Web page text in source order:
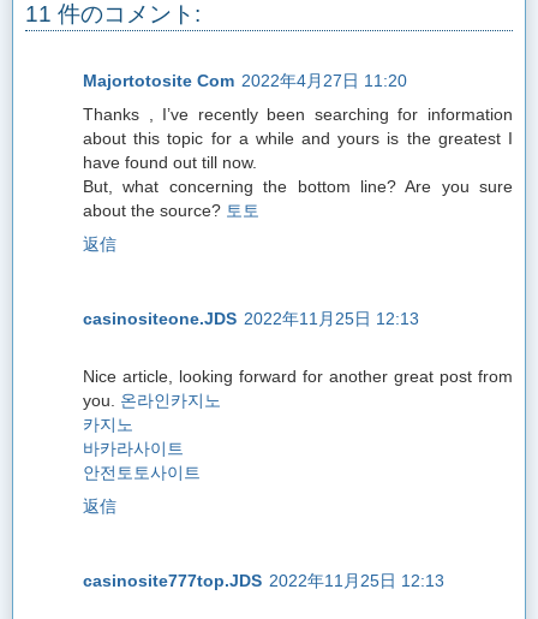
11 件のコメント:
Majortotosite Com 2022年4月27日 11:20
Thanks , I’ve recently been searching for information
about this topic for a while and yours is the greatest I
have found out till now.
But, what concerning the bottom line? Are you sure
about the source? 토토
返信
casinositeone.JDS 2022年11月25日 12:13
Nice article, looking forward for another great post from
you. 온라인카지노
카지노
바카라사이트
안전토토사이트
返信
casinosite777top.JDS 2022年11月25日 12:13